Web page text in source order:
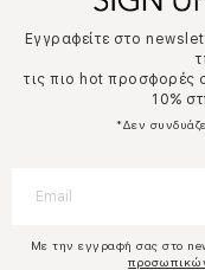
Εγγραφείτε στο
τις πιο hot προσφορές
10%
*Δεν
Με την εγγραφή σας στο